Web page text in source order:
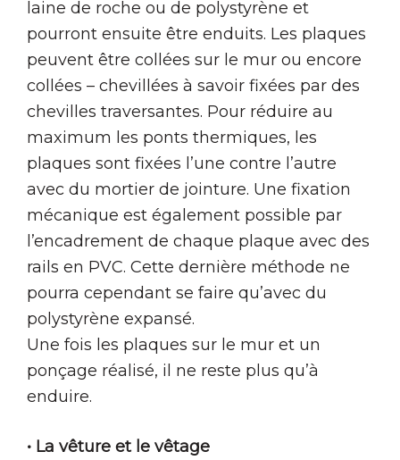
laine de roche ou de polystyrène et
pourront ensuite être enduits. Les plaques
peuvent être collées sur le mur ou encore
collées – chevillées à savoir fixées par des
chevilles traversantes. Pour réduire au
maximum les ponts thermiques, les
plaques sont fixées l’une contre l’autre
avec du mortier de jointure. Une fixation
mécanique est également possible par
l’encadrement de chaque plaque avec des
rails en PVC. Cette dernière méthode ne
pourra cependant se faire qu’avec du
polystyrène expansé.
Une fois les plaques sur le mur et un
ponçage réalisé, il ne reste plus qu’à
enduire.
• La vêture et le vêtage